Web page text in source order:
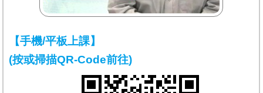
【手機/平板上課】
(按或掃描QR-Code前往)